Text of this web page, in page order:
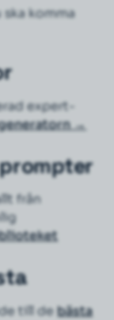
komma
expert-
→
från
till debästa